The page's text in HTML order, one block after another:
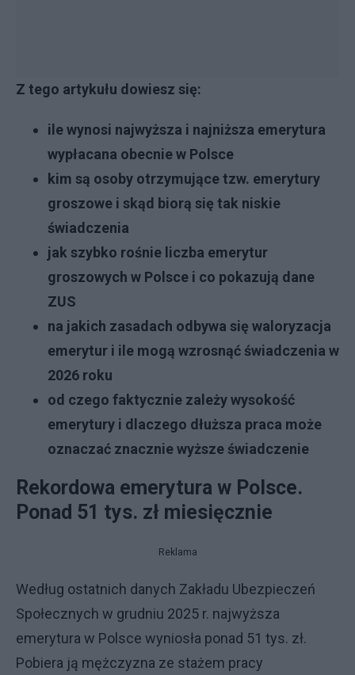
Z tego artykułu dowiesz się:
ile wynosi najwyższa i najniższa emerytura
wypłacana obecnie w Polsce
kim są osoby otrzymujące tzw. emerytury
groszowe i skąd biorą się tak niskie
świadczenia
jak szybko rośnie liczba emerytur
groszowych w Polsce i co pokazują dane
ZUS
na jakich zasadach odbywa się waloryzacja
emerytur i ile mogą wzrosnąć świadczenia w
2026 roku
od czego faktycznie zależy wysokość
emerytury i dlaczego dłuższa praca może
oznaczać znacznie wyższe świadczenie
Rekordowa emerytura w Polsce.
Ponad 51 tys. zł miesięcznie
Reklama
Według ostatnich danych Zakładu Ubezpieczeń
Społecznych w grudniu 2025 r. najwyższa
emerytura w Polsce wyniosła ponad 51 tys. zł.
Pobiera ją mężczyzna ze stażem pracy